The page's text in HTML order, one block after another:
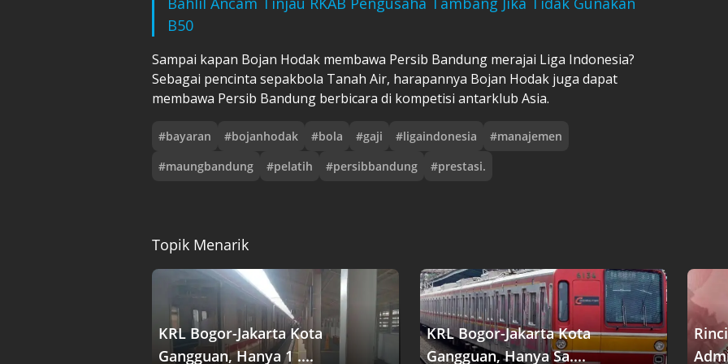
B50
Sampai kapan Bojan Hodak membawa Persib Bandung merajai Liga Indonesia?
Sebagai pencinta sepakbola Tanah Air, harapannya Bojan Hodak juga dapat
membawa Persib Bandung berbicara di kompetisi antarklub Asia.
#bayaran #bojanhodak #bola #gaji #ligaindonesia #manajemen
#maungbandung #pelatih #persibbandung #prestasi.
Topik Menarik
KRL Bogor-Jakarta Kota
Gangguan, Hanya 1 ....
KRL Bogor-Jakarta Kota
Gangguan, Hanya Sa....